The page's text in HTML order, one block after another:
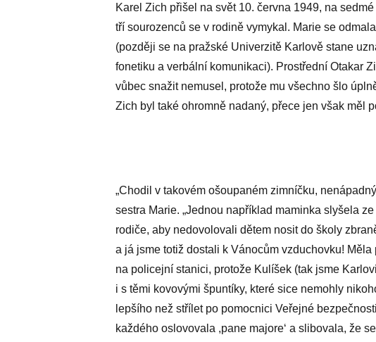
Karel Zich přišel na svět 10. června 1949, na
tří sourozenců se v rodině vymykal. Marie se
(později se na pražské Univerzitě Karlově stane
fonetiku a verbální komunikaci). Prostřední Otakar
vůbec snažit nemusel, protože mu všechno šlo
Zich byl také ohromně nadaný, přece jen však měl
„Chodil v takovém ošoupaném zimníčku,
sestra Marie. „Jednou například maminka slyšela
rodiče, aby nedovolovali dětem nosit do školy
a já jsme totiž dostali k Vánocům vzduchovku!
na policejní stanici, protože Kulíšek (tak jsme
i s těmi kovovými špuntíky, které sice nemohly
lepšího než střílet po pomocnici Veřejné
každého oslovovala ,pane majore‘ a slibovala, že